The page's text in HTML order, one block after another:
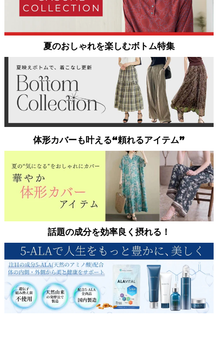
夏のおしゃれを楽しむボトム特集
体形カバーも叶える“頼れるアイテム”
話題の成分を効率良く摂れる！